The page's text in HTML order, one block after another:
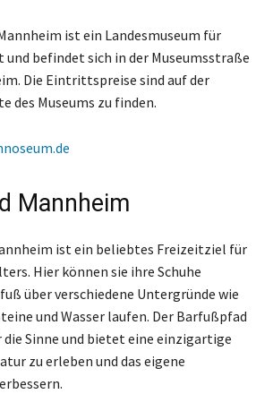
ist ein Landesmuseum für
und befindet sich in der Museumsstraße
Die Eintrittspreise sind auf der
des Museums zu finden.
Mannheim
ist ein beliebtes Freizeitziel für
Hier können sie ihre Schuhe
über verschiedene Untergründe wie
und Wasser laufen. Der Barfußpfad
Sinne und bietet eine einzigartige
zu erleben und das eigene